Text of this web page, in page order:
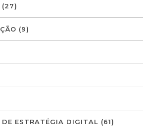
(27)
(9)
DE ESTRATÉGIA DIGITAL (61)